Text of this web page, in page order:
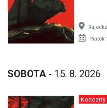
Piatok
SOBOTA - 15. 8. 2026
Koncerty